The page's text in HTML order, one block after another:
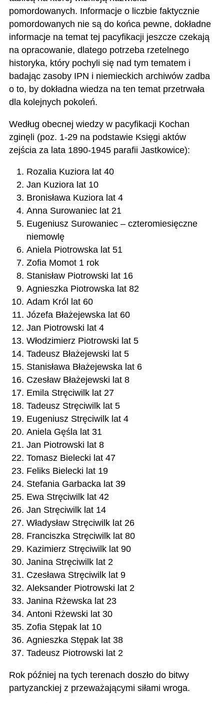
pomordowanych. Informacje o liczbie faktycznie
pomordowanych nie są do końca pewne, dokładne
informacje na temat tej pacyfikacji jeszcze czekają
na opracowanie, dlatego potrzeba rzetelnego
historyka, który pochyli się nad tym tematem i
badając zasoby IPN i niemieckich archiwów zadba
o to, by dokładna wiedza na ten temat przetrwała
dla kolejnych pokoleń.
Według obecnej wiedzy w pacyfikacji Kochan
zginęli (poz. 1-29 na podstawie Księgi aktów
zejścia za lata 1890-1945 parafii Jastkowice):
Rozalia Kuziora lat 40
Jan Kuziora lat 10
Bronisława Kuziora lat 4
Anna Surowaniec lat 21
Eugeniusz Surowaniec – czteromiesięczne
niemowlę
Aniela Piotrowska lat 51
Zofia Momot 1 rok
Stanisław Piotrowski lat 16
Agnieszka Piotrowska lat 82
Adam Król lat 60
Józefa Błażejewska lat 60
Jan Piotrowski lat 4
Włodzimierz Piotrowski lat 5
Tadeusz Błażejewski lat 5
Stanisława Błażejewska lat 6
Czesław Błażejewski lat 8
Emila Stręciwilk lat 27
Tadeusz Stręciwilk lat 5
Eugeniusz Stręciwilk lat 4
Aniela Gęśla lat 31
Jan Piotrowski lat 8
Tomasz Bielecki lat 47
Feliks Bielecki lat 19
Stefania Garbacka lat 39
Ewa Stręciwilk lat 42
Jan Stręciwilk lat 14
Władysław Stręciwilk lat 26
Franciszka Stręciwilk lat 80
Kazimierz Stręciwilk lat 90
Janina Stręciwilk lat 2
Czesława Stręciwilk lat 9
Aleksander Piotrowski lat 2
Janina Rżewska lat 23
Antoni Rżewski lat 30
Zofia Stępak lat 10
Agnieszka Stępak lat 38
Tadeusz Piotrowski lat 2
Rok później na tych terenach doszło do bitwy
partyzanckiej z przeważającymi siłami wroga.